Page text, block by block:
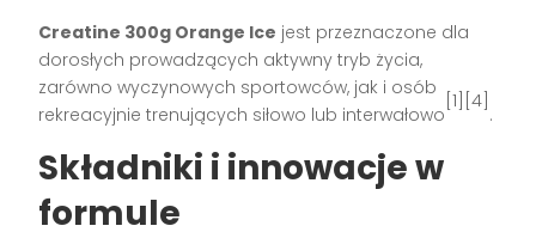
Creatine 300g Orange Ice jest przeznaczone dla
dorosłych prowadzących aktywny tryb życia,
zarówno wyczynowych sportowców, jak i osób
rekreacyjnie trenujących siłowo lub interwałowo
[1][4]
.
Składniki i innowacje w
formule